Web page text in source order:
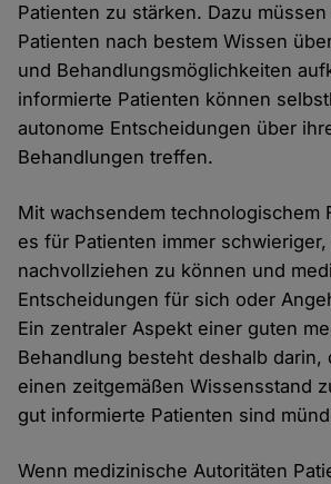
Patienten zu stärken. Dazu
Patienten nach bestem Wissen
und Behandlungsmöglichkeiten
informierte Patienten können
autonome Entscheidungen über
Behandlungen treffen.
Mit wachsendem technologischem
es für Patienten immer
nachvollziehen zu können und
Entscheidungen für sich oder
Ein zentraler Aspekt einer guten
Behandlung besteht deshalb darin,
einen zeitgemäßen Wissensstand
gut informierte Patienten sind
Wenn medizinische Autoritäten